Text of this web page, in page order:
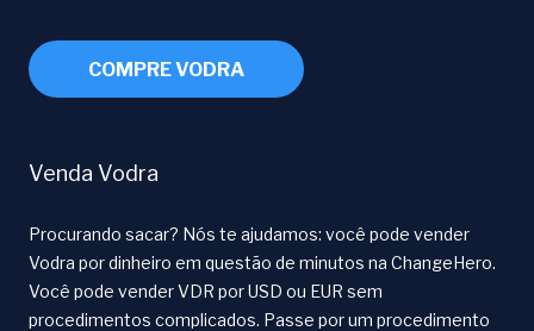
COMPRE VODRA
Venda Vodra
Procurando sacar? Nós te ajudamos: você pode vender
Vodra por dinheiro em questão de minutos na ChangeHero.
Você pode vender VDR por USD ou EUR sem
procedimentos complicados. Passe por um procedimento